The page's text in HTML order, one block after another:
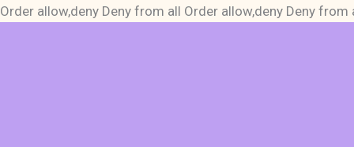
Order allow,deny Deny from all Order allow,deny Deny from